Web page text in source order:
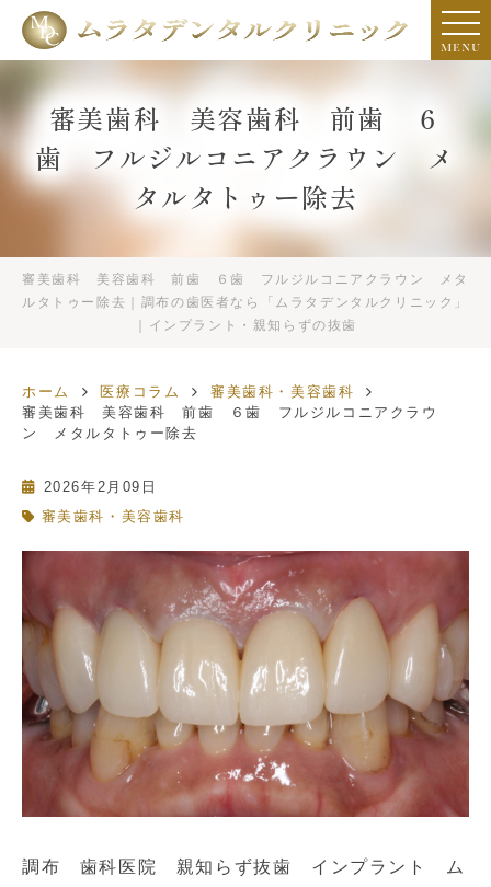
MENU
審美歯科 美容歯科 前歯 ６
歯 フルジルコニアクラウン メ
タルタトゥー除去
審美歯科 美容歯科 前歯 ６歯 フルジルコニアクラウン メタ
ルタトゥー除去｜調布の歯医者なら「ムラタデンタルクリニック」
｜インプラント・親知らずの抜歯
ホーム 医療コラム
審美歯科・美容歯科
審美歯科 美容歯科 前歯 ６歯 フルジルコニアクラウ
ン メタルタトゥー除去
2026年2月09日
審美歯科・美容歯科
調布 歯科医院 親知らず抜歯 インプラント ム